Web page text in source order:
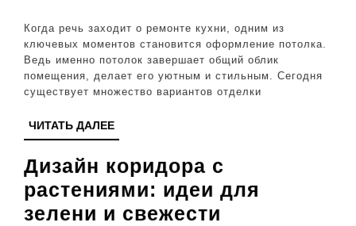
Когда речь заходит о ремонте кухни, одним из
ключевых моментов становится оформление потолка.
Ведь именно потолок завершает общий облик
помещения, делает его уютным и стильным. Сегодня
существует множество вариантов отделки
ЧИТАТЬ ДАЛЕЕЧИТАТЬ
ДАЛЕЕ
Дизайн коридора с
растениями: идеи для
зелени и свежести